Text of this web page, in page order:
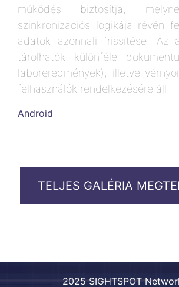
működés biztosítja,
szinkronizációs logikája révén
adatok azonnali frissítése. Az
tárolhatók különféle
laboreredmények), illetve
felhasználók rendelkezésére áll.
Android
TELJES GALÉRIA
2025 SIGHTSPOT